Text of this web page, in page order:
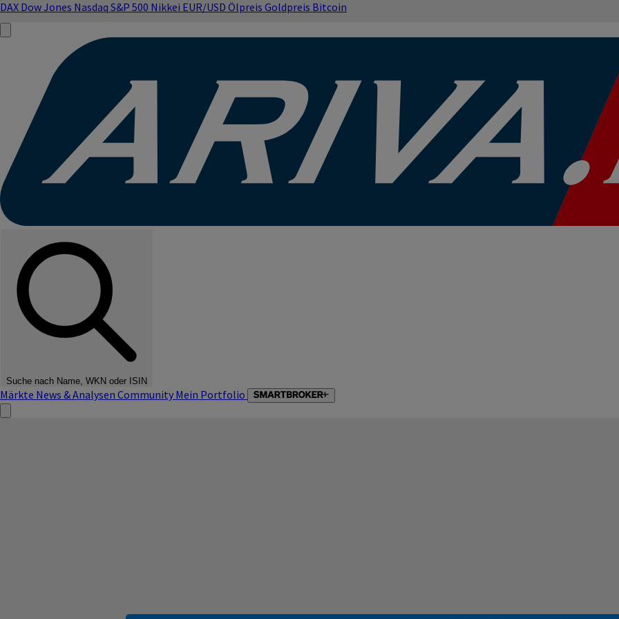
DAX Dow Jones Nasdaq S&P 500 Nikkei EUR/USD Ölpreis Goldpreis Bitcoin
Suche nach Name, WKN oder ISIN
Märkte News & Analysen Community Mein Portfolio